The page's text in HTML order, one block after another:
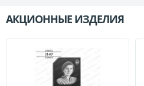
АКЦИОННЫЕ ИЗДЕЛИЯ